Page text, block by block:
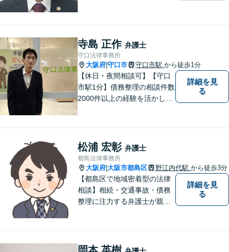
で頼れる弁護士を目指しま
す。【休日相談可】【今福鶴
見駅2分】
寺島 正作 弁護士
守口法律事務所
大阪府 守口市 守口市駅 から徒歩1分
【休日・夜間相談可】【守口
市駅1分】債務整理の相談件数
2000件以上の経験を活かし、
頼者様が不安を抱かないよう
に、わかりやすく的確なアド
バイスを心がけております。
詳細を見
る
松浦 宏彰 弁護士
都島法律事務所
大阪府 大阪市都島区 野江内代駅 から徒歩3分
【都島区で地域密着型の法律
相談】相続・交通事故・債務
整理に注力する弁護士が親身
様、まずはお気軽にご連絡く
詳細を見
る
岡本 英樹